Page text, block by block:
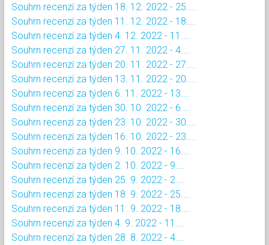
Souhrn recenzí za týden 18. 12. 2022 - 25....
Souhrn recenzí za týden 11. 12. 2022 - 18....
Souhrn recenzí za týden 4. 12. 2022 - 11....
Souhrn recenzí za týden 27. 11. 2022 - 4....
Souhrn recenzí za týden 20. 11. 2022 - 27....
Souhrn recenzí za týden 13. 11. 2022 - 20....
Souhrn recenzí za týden 6. 11. 2022 - 13....
Souhrn recenzí za týden 30. 10. 2022 - 6....
Souhrn recenzí za týden 23. 10. 2022 - 30....
Souhrn recenzí za týden 16. 10. 2022 - 23....
Souhrn recenzí za týden 9. 10. 2022 - 16....
Souhrn recenzí za týden 2. 10. 2022 - 9....
Souhrn recenzí za týden 25. 9. 2022 - 2....
Souhrn recenzí za týden 18. 9. 2022 - 25....
Souhrn recenzí za týden 11. 9. 2022 - 18....
Souhrn recenzí za týden 4. 9. 2022 - 11....
Souhrn recenzí za týden 28. 8. 2022 - 4....